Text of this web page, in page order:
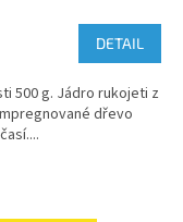
DETAIL
500 g. Jádro rukojeti z
dřevo